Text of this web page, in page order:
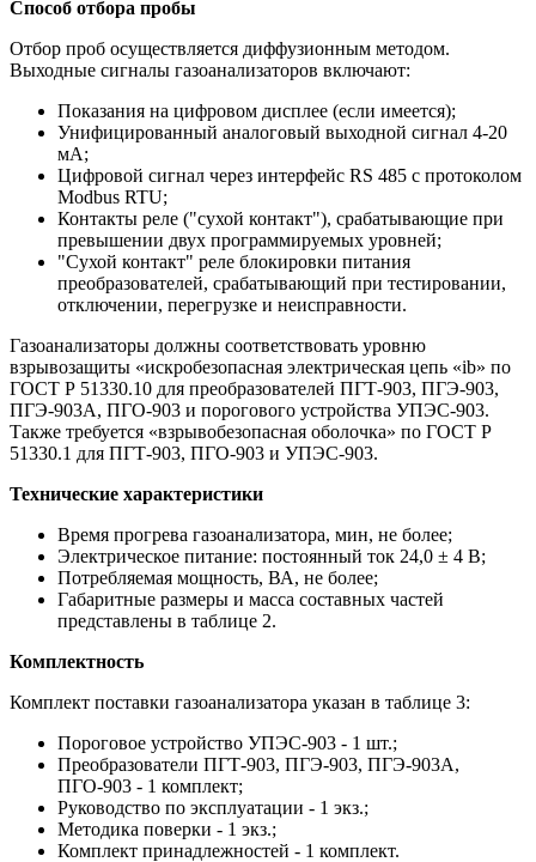
Способ отбора пробы
Отбор проб осуществляется диффузионным методом.
Выходные сигналы газоанализаторов включают:
Показания на цифровом дисплее (если имеется);
Унифицированный аналоговый выходной сигнал 4-20
мА;
Цифровой сигнал через интерфейс RS 485 с протоколом
Modbus RTU;
Контакты реле ("сухой контакт"), срабатывающие при
превышении двух программируемых уровней;
"Сухой контакт" реле блокировки питания
преобразователей, срабатывающий при тестировании,
отключении, перегрузке и неисправности.
Газоанализаторы должны соответствовать уровню
взрывозащиты «искробезопасная электрическая цепь «ib» по
ГОСТ Р 51330.10 для преобразователей ПГТ-903, ПГЭ-903,
ПГЭ-903А, ПГО-903 и порогового устройства УПЭС-903.
Также требуется «взрывобезопасная оболочка» по ГОСТ Р
51330.1 для ПГТ-903, ПГО-903 и УПЭС-903.
Технические характеристики
Время прогрева газоанализатора, мин, не более;
Электрическое питание: постоянный ток 24,0 ± 4 В;
Потребляемая мощность, ВА, не более;
Габаритные размеры и масса составных частей
представлены в таблице 2.
Комплектность
Комплект поставки газоанализатора указан в таблице 3:
Пороговое устройство УПЭС-903 - 1 шт.;
Преобразователи ПГТ-903, ПГЭ-903, ПГЭ-903А,
ПГО-903 - 1 комплект;
Руководство по эксплуатации - 1 экз.;
Методика поверки - 1 экз.;
Комплект принадлежностей - 1 комплект.